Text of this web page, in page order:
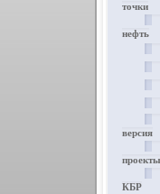
точки
нефть
версия
проекты
КБР